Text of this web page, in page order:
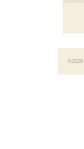
©2026